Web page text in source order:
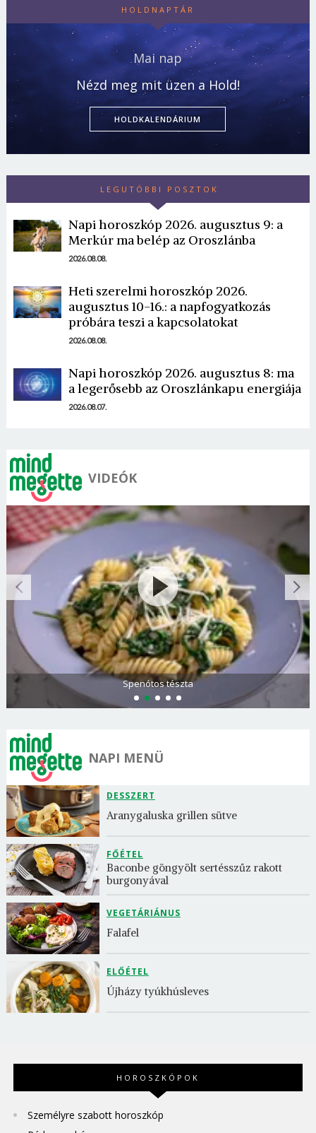
HOLDNAPTÁR
Mai nap
Nézd meg mit üzen a Hold!
HOLDKALENDÁRIUM
LEGUTÓBBI POSZTOK
Napi horoszkóp 2026. augusztus 9: a
Merkúr ma belép az Oroszlánba
2026.08.08.
Heti szerelmi horoszkóp 2026.
augusztus 10-16.: a napfogyatkozás
próbára teszi a kapcsolatokat
2026.08.08.
Napi horoszkóp 2026. augusztus 8: ma
a legerősebb az Oroszlánkapu energiája
2026.08.07.
VIDEÓK
Spenótos tészta
NAPI MENÜ
DESSZERT
Aranygaluska grillen sütve
FŐÉTEL
Baconbe göngyölt sertésszűz rakott
burgonyával
VEGETÁRIÁNUS
Falafel
ELŐÉTEL
Újházy tyúkhúsleves
HOROSZKÓPOK
Személyre szabott horoszkóp
Borsonline bejelentkezés
E-mail cím vagy felhasználónév
Jelszó